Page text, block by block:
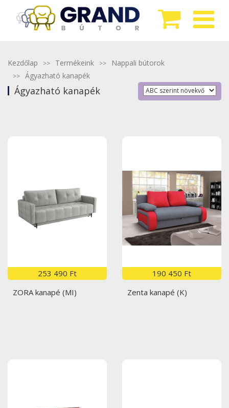
Kezdőlap Termékeink
Nappali bútorok
Ágyazható kanapék
Ágyazható kanapék
253 490 Ft
ZORA kanapé (MI)
190 450 Ft
Zenta kanapé (K)